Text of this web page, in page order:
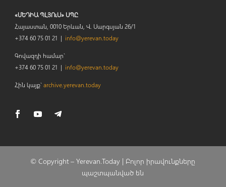
«ՄԵԴԻԱ ՊԼՅՈւՍ» ՍՊԸ
Հայաստան, 0010 Երևան, Վ. Սարգսյան 26/1
+374 60 75 01 21 | info@yerevan.today
Գովազդի համար`
+374 60 75 01 21 | info@yerevan.today
Հին կայք`archive.yerevan.today
© Copyright –Yerevan.Today | Բոլոր իրավունքները
պաշտպանված են